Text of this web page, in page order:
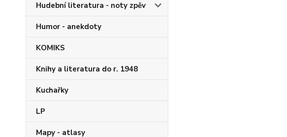
Hudební literatura - noty zpěv
Humor - anekdoty
KOMIKS
Knihy a literatura do r. 1948
Kuchařky
LP
Mapy - atlasy